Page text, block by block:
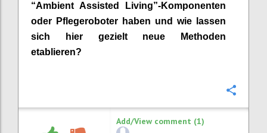
“Ambient Assisted
Living”-Komponenten
oder Pflegeroboter haben und wie lassen
sich hier gezielt neue Methoden
etablieren?
Add/View comment (1)